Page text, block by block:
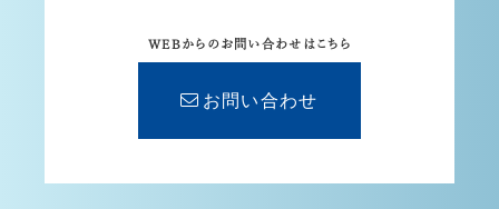
WEBからのお問い合わせはこちら
お問い合わせ